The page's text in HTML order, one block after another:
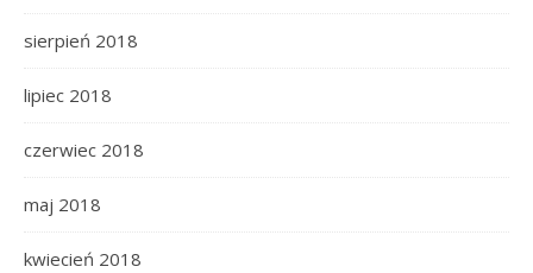
sierpień 2018
lipiec 2018
czerwiec 2018
maj 2018
kwiecień 2018